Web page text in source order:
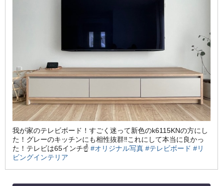
我が家のテレビボード！すごく迷って新色のk6115KNの方にし
た！グレーのキッチンにも相性抜群‼️これにして本当に良かっ
た！テレビは65インチ☝️ #オリジナル写真 #テレビボード #リ
ビングインテリア